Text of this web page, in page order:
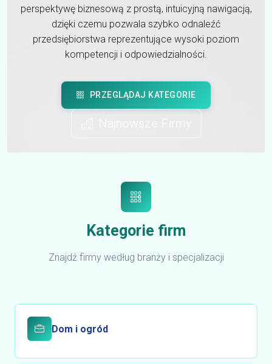
perspektywę biznesową z prostą, intuicyjną nawigacją,
dzięki czemu pozwala szybko odnaleźć
przedsiębiorstwa reprezentujące wysoki poziom
kompetencji i odpowiedzialności.
PRZEGLĄDAJ KATEGORIE
Kategorie firm
Znajdź firmy według branży i specjalizacji
Dom i ogród